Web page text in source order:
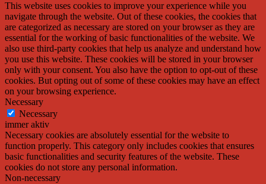
This website uses cookies to improve your experience while you
navigate through the website. Out of these cookies, the cookies that
are categorized as necessary are stored on your browser as they are
essential for the working of basic functionalities of the website. We
also use third-party cookies that help us analyze and understand how
you use this website. These cookies will be stored in your browser
only with your consent. You also have the option to opt-out of these
cookies. But opting out of some of these cookies may have an effect
on your browsing experience.
Necessary
Necessary
immer aktiv
Necessary cookies are absolutely essential for the website to
function properly. This category only includes cookies that ensures
basic functionalities and security features of the website. These
cookies do not store any personal information.
Non-necessary